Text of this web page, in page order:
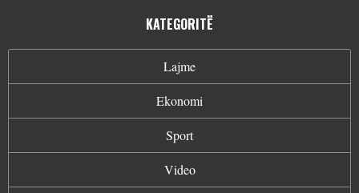
KATEGORITË
Lajme
Ekonomi
Sport
Video